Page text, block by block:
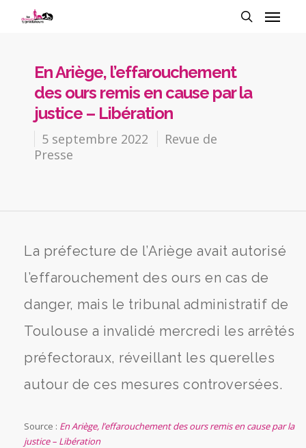
En Ariège, l’effarouchement
des ours remis en cause par la
justice – Libération
5 septembre 2022
Revue de
Presse
La préfecture de l’Ariège avait autorisé
l’effarouchement des ours en cas de
danger, mais le tribunal administratif de
Toulouse a invalidé mercredi les arrêtés
préfectoraux, réveillant les querelles
autour de ces mesures controversées.
Source : En Ariège, l’effarouchement des ours remis en cause par la
justice – Libération